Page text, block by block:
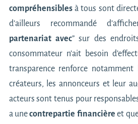
compréhensiblesà tous sont
d’ailleurs recommandé
partenariat avec” sur des
consommateur n’ait besoin
transparence renforce
créateurs, les annonceurs et leur
acteurs sont tenus pour
a unecontrepartie financière et